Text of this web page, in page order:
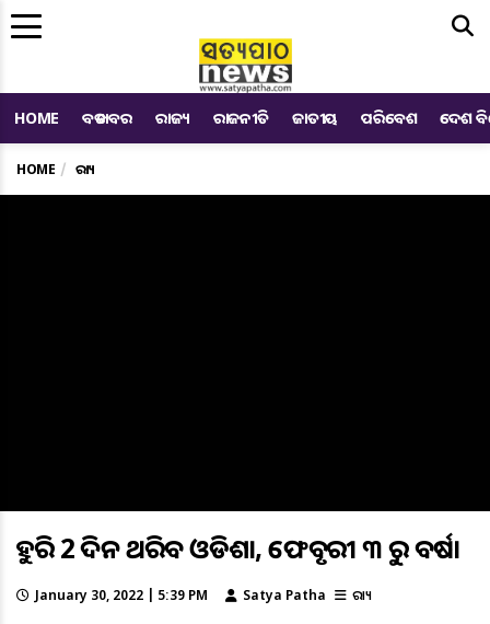
HOME ବଡ ଖବର ରାଜ୍ୟ ରାଜନୀତି ଜାତୀୟ ପରିବେଶ ଦେଶ
HOME ରାଜ୍ୟ
ଆହୁରି 2 ଦିନ ଥରିବ ଓଡିଶା, ଫେବୃଆରୀ ୩ ରୁ ବର୍ଷା
January 30, 2022 | 5:39 PM Satya Patha ରାଜ୍ୟ